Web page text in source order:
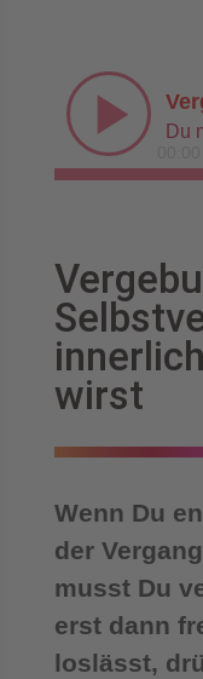
wirst
Wenn Du
der
musst Du
erst dann
loslässt,